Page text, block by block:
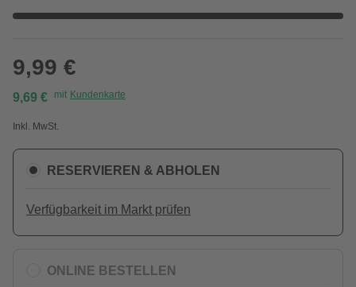
9,99 €
9,69 € mit Kundenkarte
Inkl. MwSt.
RESERVIEREN & ABHOLEN
Verfügbarkeit im Markt prüfen
ONLINE BESTELLEN